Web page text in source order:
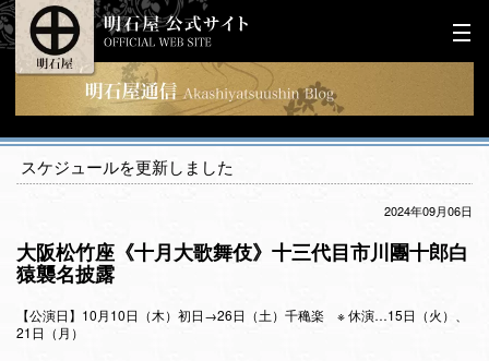
スケジュールを更新しました
2024年09月06日
大阪松竹座《十月大歌舞伎》十三代目市川團十郎白
猿襲名披露
【公演日】10月10日（木）初日→26日（土）千穐楽 ※ 休演…15日（火）、
21日（月）